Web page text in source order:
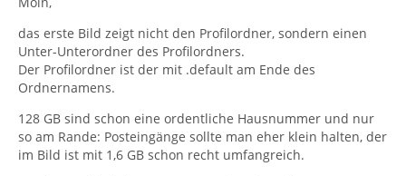
das erste Bild zeigt nicht den Profilordner, sondern einen
Unter-Unterordner des Profilordners.
Der Profilordner ist der mit .default am Ende des
Ordnernamens.
128 GB sind schon eine ordentliche Hausnummer und nur
so am Rande: Posteingänge sollte man eher klein halten, der
im Bild ist mit 1,6 GB schon recht umfangreich.